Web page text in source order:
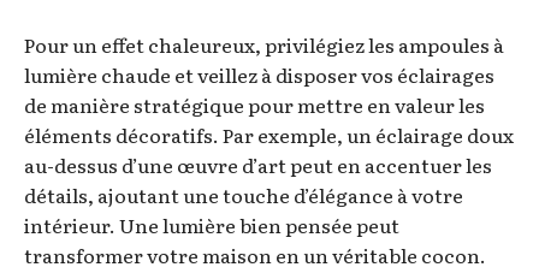
Pour un effet chaleureux, privilégiez les ampoules à
lumière chaude et veillez à disposer vos éclairages
de manière stratégique pour mettre en valeur les
éléments décoratifs. Par exemple, un éclairage doux
au-dessus d’une œuvre d’art peut en accentuer les
détails, ajoutant une touche d’élégance à votre
intérieur. Une lumière bien pensée peut
transformer votre maison en un véritable cocon.